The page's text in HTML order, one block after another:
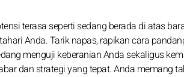
terasa seperti sedang berada di atas
Anda. Tarik napas, rapikan cara
menguji keberanian Anda sekaligus
dan strategi yang tepat. Anda memang